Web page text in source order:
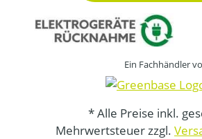
Ein Fachhändler
* Alle Preise inkl.
Mehrwertsteuer zzgl.